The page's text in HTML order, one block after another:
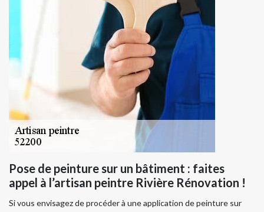
Pose de peinture sur un bâtiment : faites
appel à l’artisan peintre Rivière Rénovation !
Si vous envisagez de procéder à une application de peinture sur